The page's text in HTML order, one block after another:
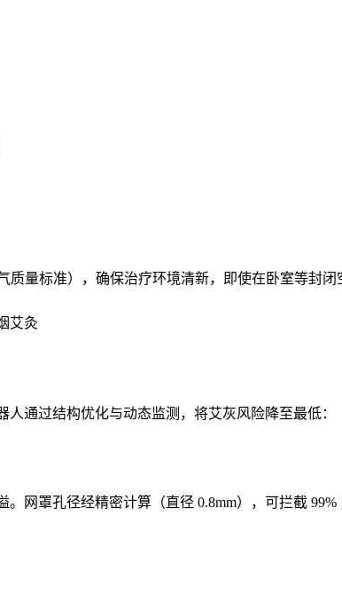
量标准），确保治疗环境清新，即使在卧室等封闭
通过结构优化与动态监测，将艾灰风险降至最低：
网罩孔径经精密计算（直径 0.8mm），可拦截